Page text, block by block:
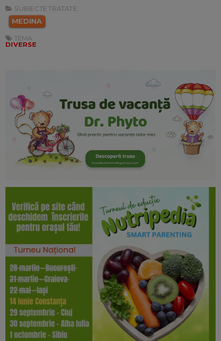
SUBIECTE TRATATE:
MEDINA
TEMA:
DIVERSE